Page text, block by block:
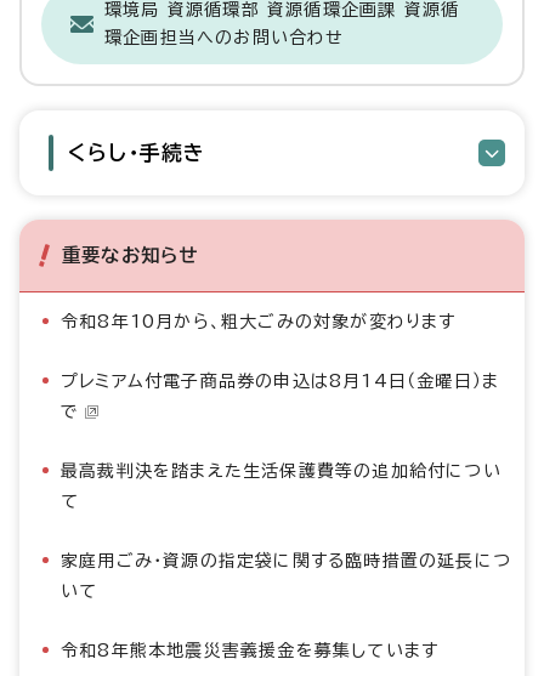
環境局 資源循環部 資源循環企画課 資源循
環企画担当へのお問い合わせ
くらし・手続き
重要なお知らせ
令和8年10月から、粗大ごみの対象が変わります
プレミアム付電子商品券の申込は8月14日（金曜日）ま
で
最高裁判決を踏まえた生活保護費等の追加給付につい
て
家庭用ごみ・資源の指定袋に関する臨時措置の延長につ
いて
令和8年熊本地震災害義援金を募集しています